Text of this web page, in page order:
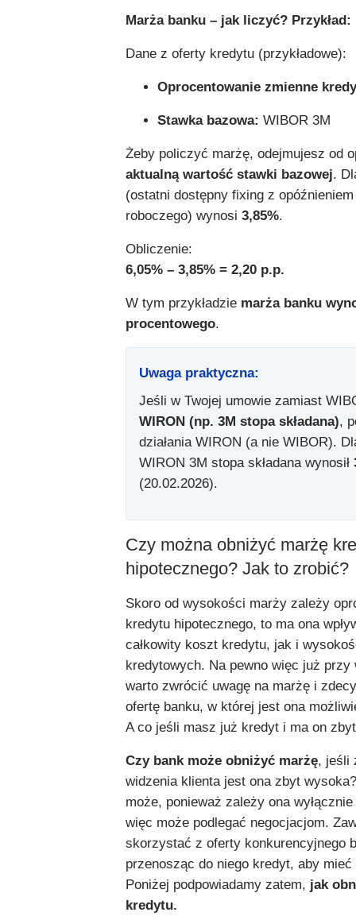
Marża banku – jak liczyć? Przykład:
Dane z oferty kredytu (przykładowe):
Oprocentowanie zmienne
Stawka bazowa: WIBOR 3M
Żeby policzyć marżę, odejmujesz od
aktualną wartość stawki bazowej.
(ostatni dostępny fixing z
roboczego) wynosi 3,85%.
Obliczenie:
6,05% – 3,85% = 2,20 p.p.
W tym przykładzie marża banku
procentowego.
Uwaga praktyczna:
Jeśli w Twojej umowie zamiast
WIRON (np. 3M stopa składana),
działania WIRON (a nie WIBOR).
WIRON 3M stopa składana wynosił
(20.02.2026).
Czy można obniżyć marżę
hipotecznego? Jak to zrobić?
Skoro od wysokości marży zależy
kredytu hipotecznego, to ma ona
całkowity koszt kredytu, jak i
kredytowych. Na pewno więc już przy
warto zwrócić uwagę na marżę i
ofertę banku, w której jest ona
A co jeśli masz już kredyt i ma on
Czy bank może obniżyć marżę, jeśli
widzenia klienta jest ona zbyt
może, ponieważ zależy ona
więc może podlegać negocjacjom.
skorzystać z oferty konkurencyjnego
przenosząc do niego kredyt, aby
Poniżej podpowiadamy zatem, jak
kredytu.